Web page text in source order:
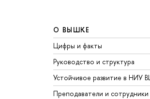
О ВЫШКЕ
Цифры и факты
Руководство и структура
Устойчивое развитие в НИУ
Преподаватели и сотрудники